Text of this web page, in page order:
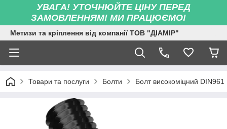
УВАГА! УТОЧНЮЙТЕ ЦІНУ ПЕРЕД
ЗАМОВЛЕННЯМ! МИ ПРАЦЮЄМО!
Метизи та кріплення від компанії ТОВ "ДІАМІР"
Товари та послуги Болти Болт високоміцний